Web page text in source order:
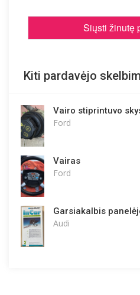
Siųsti žinutę
Kiti pardavėjo
Vairo stiprintuvo
Ford
Vairas
Ford
Garsiakalbis
Audi